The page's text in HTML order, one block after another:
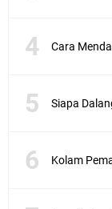
Siapa